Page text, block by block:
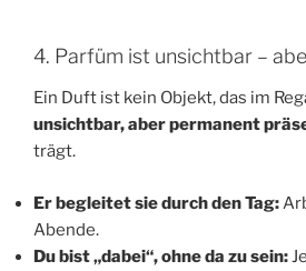
4. Parfüm ist unsichtbar –
Ein Duft ist kein Objekt, das im
unsichtbar, aber permanent
trägt.
Er begleitet sie durch den Tag:
Abende.
Du bist „dabei“, ohne da zu sein: